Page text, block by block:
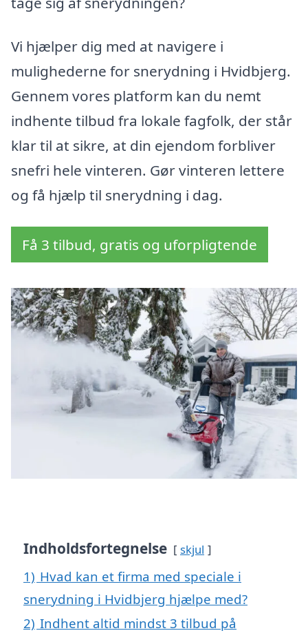
Vi hjælper dig med at navigere i
mulighederne for snerydning i Hvidbjerg.
Gennem vores platform kan du nemt
indhente tilbud fra lokale fagfolk, der står
klar til at sikre, at din ejendom forbliver
snefri hele vinteren. Gør vinteren lettere
og få hjælp til snerydning i dag.
Få 3 tilbud, gratis og uforpligtende
Indholdsfortegnelse skjul
1) Hvad kan et firma med speciale i
snerydning i Hvidbjerg hjælpe med?
2) Indhent altid mindst 3 tilbud på